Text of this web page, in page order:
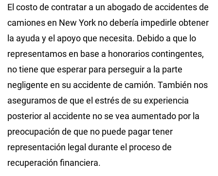
El costo de contratar a un abogado de accidentes de
camiones en New York no debería impedirle obtener
la ayuda y el apoyo que necesita. Debido a que lo
representamos en base a honorarios contingentes,
no tiene que esperar para perseguir a la parte
negligente en su accidente de camión. También nos
aseguramos de que el estrés de su experiencia
posterior al accidente no se vea aumentado por la
preocupación de que no puede pagar tener
representación legal durante el proceso de
recuperación financiera.